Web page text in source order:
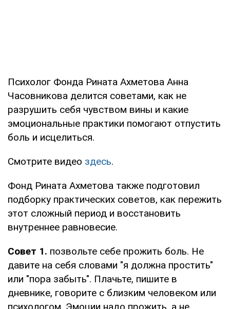
Психолог Фонда Рината Ахметова Анна
Часовникова делится советами, как не
разрушить себя чувством вины и какие
эмоциональные практики помогают отпустить
боль и исцелиться.
Смотрите видео здесь.
Фонд Рината Ахметова также подготовил
подборку практических советов, как пережить
этот сложный период и восстановить
внутреннее равновесие.
Совет 1. позвольте себе прожить боль. Не
давите на себя словами "я должна простить"
или "пора забыть". Плачьте, пишите в
дневнике, говорите с близким человеком или
психологом. Эмоции надо прожить, а не